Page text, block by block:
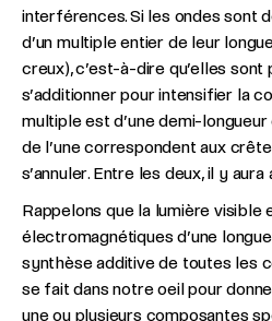
interférences. Si les ondes sont
d’un multiple entier de leur
creux), c’est-à-dire qu’elles
s’additionner pour intensifier la
multiple est d’une demi-
de l’une correspondent aux
s’annuler. Entre les deux, il y aura
Rappelons que la lumière visible
électromagnétiques d’une
synthèse additive de toutes les
se fait dans notre oeil pour
une ou plusieurs composantes